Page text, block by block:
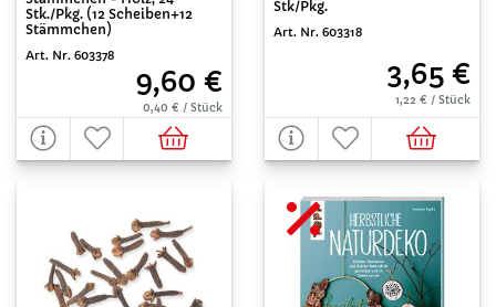
Stk./Pkg. (12 Scheiben+12
Stämmchen)
Art. Nr. 603378
9,60 €
0,40 € / Stück
Stk/Pkg.
Art. Nr. 603318
3,65 €
1,22 € / Stück